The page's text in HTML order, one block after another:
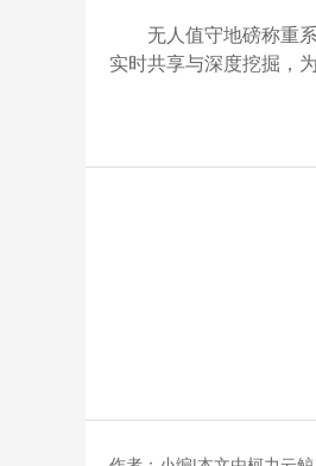
无人值守地磅称重
实时共享与深度挖掘，